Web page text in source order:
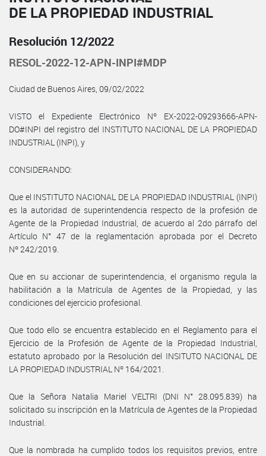
DE LA PROPIEDAD INDUSTRIAL
Resolución 12/2022
RESOL-2022-12-APN-INPI#MDP
Ciudad de Buenos Aires, 09/02/2022
VISTO el Expediente Electrónico Nº EX-2022-09293666-APN-
DO#INPI del registro del INSTITUTO NACIONAL DE LA PROPIEDAD
INDUSTRIAL (INPI), y
CONSIDERANDO:
Que el INSTITUTO NACIONAL DE LA PROPIEDAD INDUSTRIAL (INPI)
es la autoridad de superintendencia respecto de la profesión de
Agente de la Propiedad Industrial, de acuerdo al 2do párrafo del
Artículo N° 47 de la reglamentación aprobada por el Decreto
Nº 242/2019.
Que en su accionar de superintendencia, el organismo regula la
habilitación a la Matrícula de Agentes de la Propiedad, y las
condiciones del ejercicio profesional.
Que todo ello se encuentra establecido en el Reglamento para el
Ejercicio de la Profesión de Agente de la Propiedad Industrial,
estatuto aprobado por la Resolución del INSITUTO NACIONAL DE
LA PROPIEDAD INDUSTRIAL Nº 164/2021.
Que la Señora Natalia Mariel VELTRI (DNI N° 28.095.839) ha
solicitado su inscripción en la Matrícula de Agentes de la Propiedad
Industrial.
Que la nombrada ha cumplido todos los requisitos previos, entre